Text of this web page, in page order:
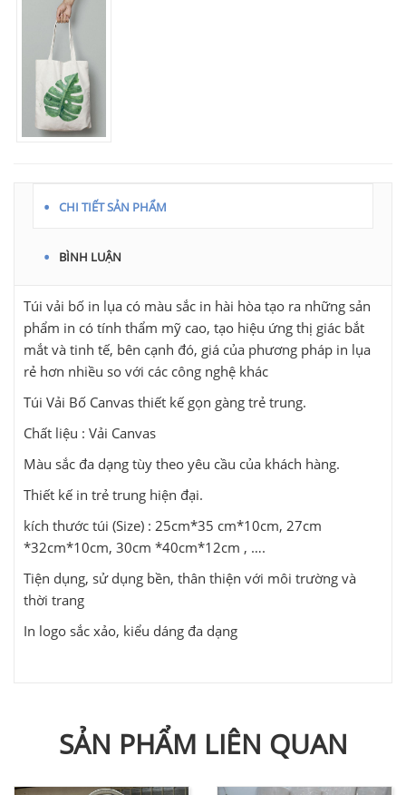
CHI TIẾT SẢN PHẨM
BÌNH LUẬN
Túi vải bố in lụa có màu sắc in hài hòa tạo ra những sản
phẩm in có tính thẩm mỹ cao, tạo hiệu ứng thị giác bắt
mắt và tinh tế, bên cạnh đó, giá của phương pháp in lụa
rẻ hơn nhiều so với các công nghệ khác
Túi Vải Bố Canvas thiết kế gọn gàng trẻ trung.
Chất liệu : Vải Canvas
Màu sắc đa dạng tùy theo yêu cầu của khách hàng.
Thiết kế in trẻ trung hiện đại.
kích thước túi (Size) : 25cm*35 cm*10cm, 27cm
*32cm*10cm, 30cm *40cm*12cm , ….
Tiện dụng, sử dụng bền, thân thiện với môi trường và
thời trang
In logo sắc xảo, kiểu dáng đa dạng
SẢN PHẨM LIÊN QUAN